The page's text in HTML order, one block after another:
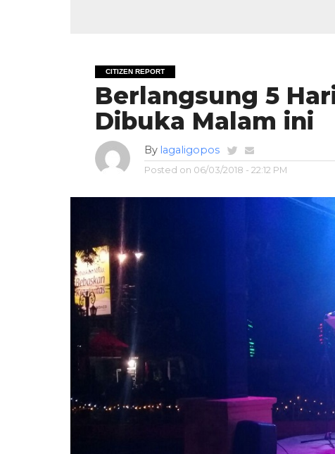
CITIZEN REPORT
Berlangsung 5
Dibuka Malam ini
By lagaligopos
Posted on 06/03/2018 - 22:12 PM